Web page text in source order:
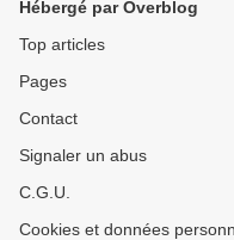
Hébergé par Overblog
Top articles
Pages
Contact
Signaler un abus
C.G.U.
Cookies et données